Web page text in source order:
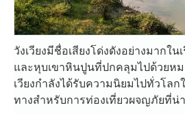
วังเวียงมีชื่อเสียงโด่งดังอย่างมากใน
และหุบเขาหินปูนที่ปกคลุมไปด้วย
เวียงกำลังได้รับความนิยมไปทั่วโล
ทางสำหรับการท่องเที่ยวผจญภัยที่น่